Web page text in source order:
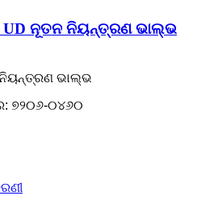
UD ନୂତନ ନିୟନ୍ତ୍ରଣ ଭାଲ୍ଭ
ନିୟନ୍ତ୍ରଣ ଭାଲ୍ଭ
୭୨୦୬-୦୪୬୦